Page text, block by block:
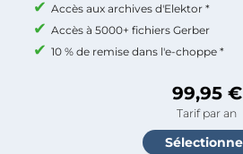
Accès aux archives d'Elektor *
Accès à 5000+ fichiers Gerber
10 % de remise dans l'e-choppe *
99,95 €
Tarif par an